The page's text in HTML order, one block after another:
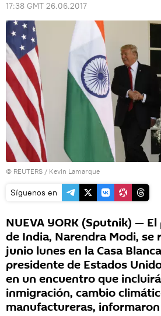
17:38 GMT 26.06.2017
© REUTERS / Kevin Lamarque
Síguenos en
NUEVA YORK (Sputnik) —
de India, Narendra Modi, se
junio lunes en la Casa
presidente de Estados
en un encuentro que
inmigración, cambio
manufactureras,